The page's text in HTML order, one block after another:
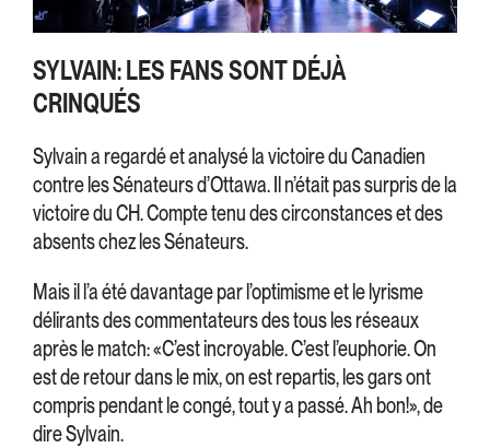
SYLVAIN: LES FANS SONT DÉJÀ
CRINQUÉS
Sylvain a regardé et analysé la victoire du Canadien
contre les Sénateurs d’Ottawa. Il n’était pas surpris de la
victoire du CH. Compte tenu des circonstances et des
absents chez les Sénateurs.
Mais il l’a été davantage par l’optimisme et le lyrisme
délirants des commentateurs des tous les réseaux
après le match: «C’est incroyable. C’est l’euphorie. On
est de retour dans le mix, on est repartis, les gars ont
compris pendant le congé, tout y a passé. Ah bon!», de
dire Sylvain.